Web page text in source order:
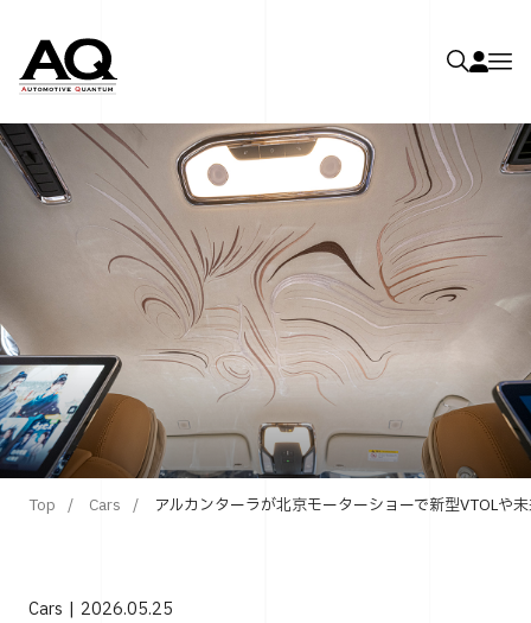
Top Cars アルカンターラが北京モーターショーで新型VTOLや
Cars 2026.05.25